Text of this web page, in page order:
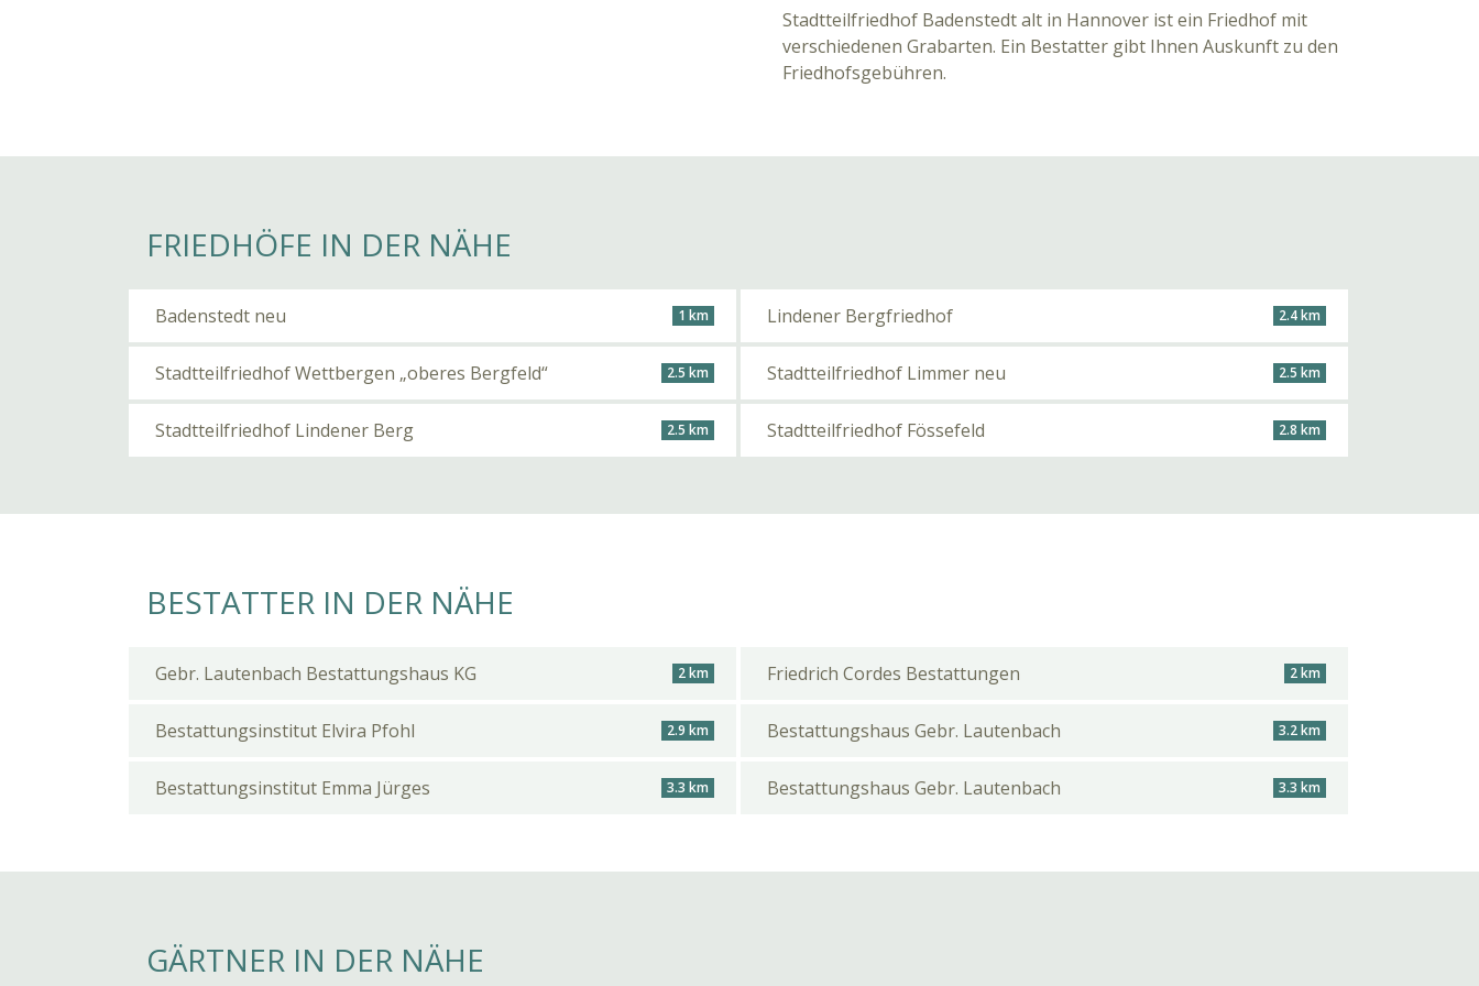
Stadtteilfriedhof Badenstedt alt in Hannover ist ein Friedhof mit
verschiedenen Grabarten. Ein Bestatter gibt Ihnen Auskunft zu den
Friedhofsgebühren.
FRIEDHÖFE IN DER NÄHE
Badenstedt neu 1 km Lindener Bergfriedhof 2.4 km
Stadtteilfriedhof Wettbergen „oberes Bergfeld“ 2.5 km Stadtteilfriedhof Limmer neu 2.5 km
Stadtteilfriedhof Lindener Berg 2.5 km Stadtteilfriedhof Fössefeld 2.8 km
BESTATTER IN DER NÄHE
Gebr. Lautenbach Bestattungshaus KG 2 km Friedrich Cordes Bestattungen 2 km
Bestattungsinstitut Elvira Pfohl 2.9 km Bestattungshaus Gebr. Lautenbach 3.2 km
Bestattungsinstitut Emma Jürges 3.3 km Bestattungshaus Gebr. Lautenbach 3.3 km
GÄRTNER IN DER NÄHE